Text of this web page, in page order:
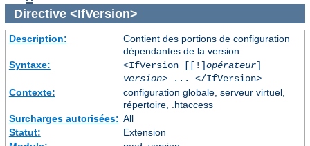
Directive <IfVersion>
Description:
Contient des portions de configuration
dépendantes de la version
Syntaxe:
<IfVersion [[!]opérateur]
version> ... </IfVersion>
Contexte:
configuration globale, serveur virtuel,
répertoire, .htaccess
Surcharges autorisées: All
Statut:
Extension